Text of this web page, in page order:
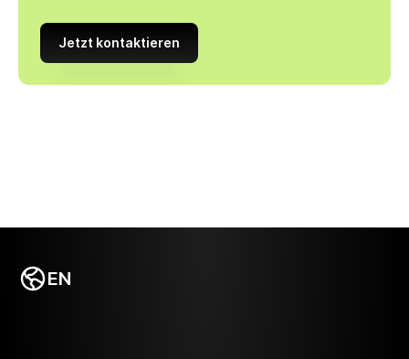
Jetzt kontaktieren
EN